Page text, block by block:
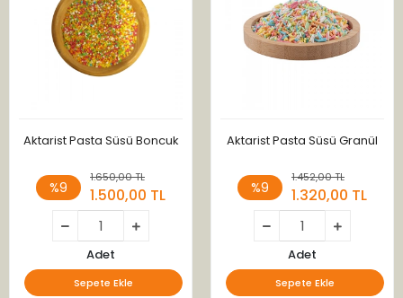
Aktarist Pasta Süsü Boncuk
%9
1.650,00 TL
1.500,00 TL
Adet
Sepete Ekle
Aktarist Pasta Süsü Granül
%9
1.452,00 TL
1.320,00 TL
Adet
Sepete Ekle